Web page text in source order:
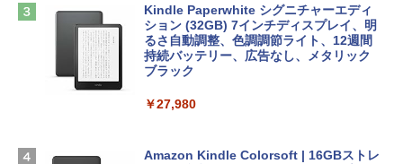
Apple 2026 MacBook Air M5チップ搭載
13インチノートブック：AIとApple Intell
igence、13.6インチLiquid Retinaディ
スプレイ、16GBユニファイドメモリ、1
ームカメラ、日本語キーボード、Touch I
￥261,414
インゲームコード】 ロブロックス | オン
ラインコード版
￥3,200
Robloxギフトカード - 1000 Robux 【限
ラインコード版
にもKindle出版にも！ 非エンジニアのた
めのAIコーディング入門シリーズ
￥99
1冊ですべて身につくHTML & CSSとWe
￥1,292
Kindle Paperwhite シグニチャーエディ
ション (32GB) 7インチディスプレイ、明
るさ自動調整、色調調節ライト、12週間
持続バッテリー、広告なし、メタリック
ブラック
￥27,980
Amazon Kindle Colorsoft | 16GBストレ